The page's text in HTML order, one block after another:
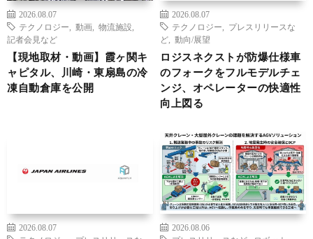
2026.08.07
テクノロジー
動画 物流施設
記者会見など
【現地取材・動画】霞ヶ関キ
ャピタル、川崎・東扇島の冷
凍自動倉庫を公開
2026.08.07
テクノロジー
プレスリリースな
ど
動向/展望
ロジスネクストが防爆仕様車
のフォークをフルモデルチェ
ンジ、オペレーターの快適性
向上図る
2026.08.07
2026.08.06